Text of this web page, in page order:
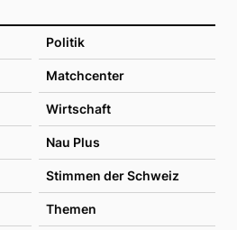
Politik
Matchcenter
Wirtschaft
Nau Plus
Stimmen der Schweiz
Themen